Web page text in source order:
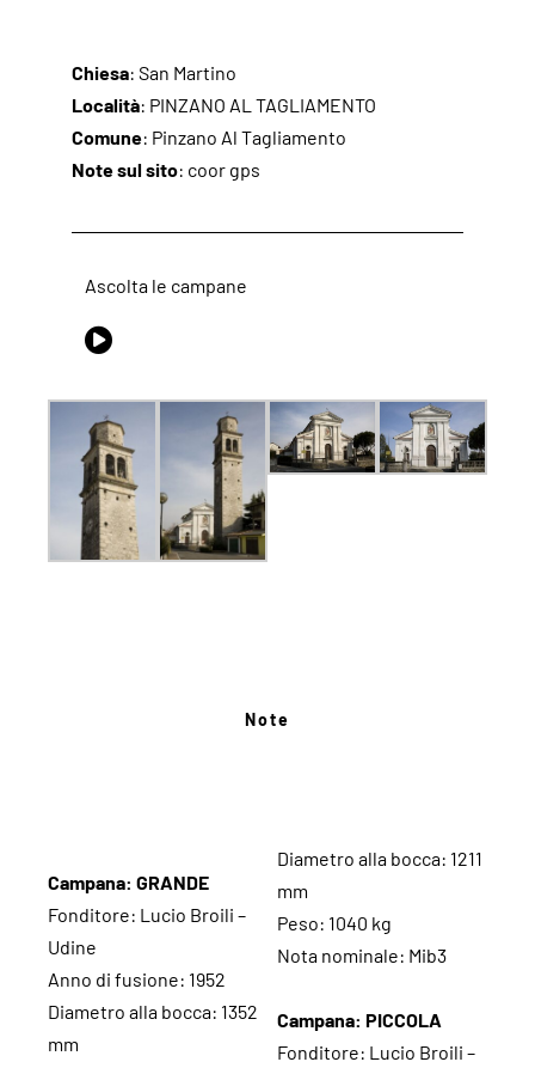
Chiesa: San Martino
Località: PINZANO AL TAGLIAMENTO
Comune: Pinzano Al Tagliamento
Note sul sito: coor gps
Ascolta le campane
Note
Campana: GRANDE
Fonditore: Lucio Broili –
Udine
Anno di fusione: 1952
Diametro alla bocca: 1352
mm
Diametro alla bocca: 1211
mm
Peso: 1040 kg
Nota nominale: Mib3
Campana: PICCOLA
Fonditore: Lucio Broili –